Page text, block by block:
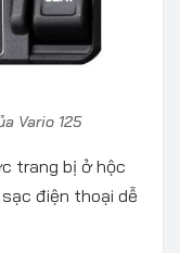
Vario 125
trang bị ở hộc
điện thoại dễ